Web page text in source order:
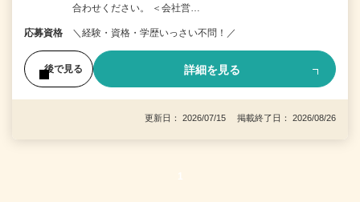
合わせください。 ＜会社営…
応募資格 ＼経験・資格・学歴いっさい不問！／
後で見る 詳細を見る
更新日： 2026/07/15 掲載終了日： 2026/08/26
1